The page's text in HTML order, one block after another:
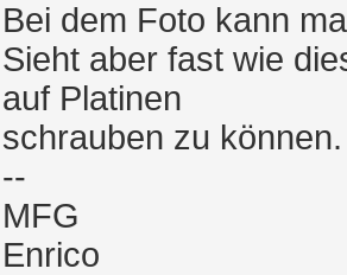
Bei dem Foto kann
Sieht aber fast wie
auf Platinen
schrauben zu können.
--
MFG
Enrico